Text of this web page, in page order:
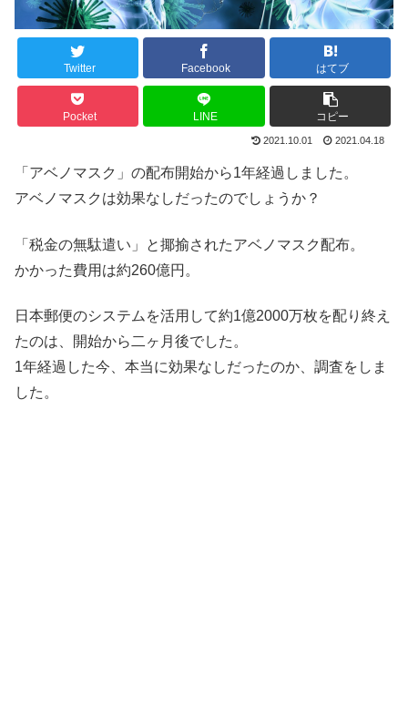
Twitter Facebook はてブ
Pocket LINE コピー
2021.10.01 2021.04.18
「アベノマスク」の配布開始から1年経過しました。
アベノマスクは効果なしだったのでしょうか？
「税金の無駄遣い」と揶揄されたアベノマスク配布。
かかった費用は約260億円。
日本郵便のシステムを活用して約1億2000万枚を配り終え
たのは、開始から二ヶ月後でした。
1年経過した今、本当に効果なしだったのか、調査をしま
した。